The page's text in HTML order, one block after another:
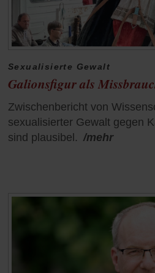
Sexualisierte Gewalt
Galionsfigur als
Zwischenbericht von
sexualisierter Gewalt gegen
sind plausibel. /mehr